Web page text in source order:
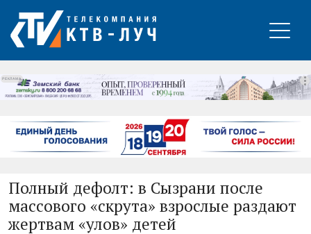
РЕКЛАМА
Полный дефолт: в Сызрани после
массового «скрута» взрослые раздают
жертвам «улов» детей